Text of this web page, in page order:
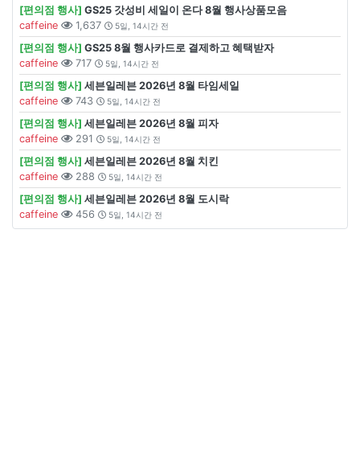
[편의점 행사] GS25 갓성비 세일이 온다 8월 행사상품모음
caffeine
1,637 5일, 14시간 전
[편의점 행사] GS25 8월 행사카드로 결제하고 혜택받자
caffeine
717 5일, 14시간 전
[편의점 행사] 세븐일레븐 2026년 8월 타임세일
caffeine
743 5일, 14시간 전
[편의점 행사] 세븐일레븐 2026년 8월 피자
caffeine
291 5일, 14시간 전
[편의점 행사] 세븐일레븐 2026년 8월 치킨
caffeine
288 5일, 14시간 전
[편의점 행사] 세븐일레븐 2026년 8월 도시락
caffeine
456 5일, 14시간 전